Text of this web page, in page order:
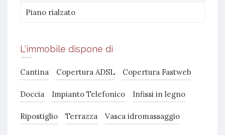
Piano rialzato
L'immobile dispone di
Cantina Copertura ADSL Copertura Fastweb
Doccia Impianto Telefonico Infissi in legno
Ripostiglio Terrazza Vasca idromassaggio